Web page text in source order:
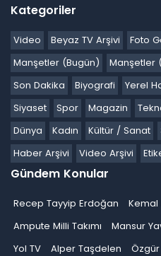
Kategoriler
Video Beyaz TV Arşivi Foto
Manşetler (Bugün)
Manşetler
Son Dakika
Biyografi Yerel
Siyaset
Spor Magazin
Dünya
Kadın Kültür / Sanat
Haber Arşivi
Video Arşivi
Gündem Konular
Recep Tayyip Erdoğan Kemal
Ampute Milli Takımı
Mansur
Yol TV
Alper Taşdelen